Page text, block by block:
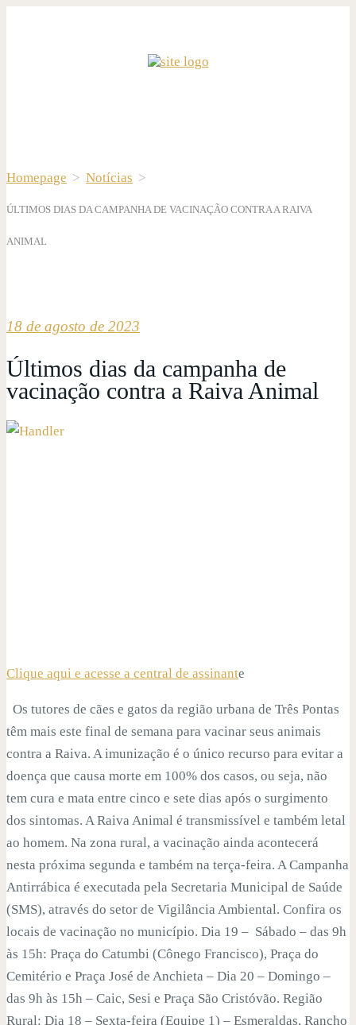
Homepage > Notícias >
ÚLTIMOS DIAS DA CAMPANHA DE VACINAÇÃO CONTRA A RAIVA
ANIMAL
18 de agosto de 2023
Últimos dias da campanha de
vacinação contra a Raiva Animal
Clique aqui e acesse a central de assinante
Os tutores de cães e gatos da região urbana de Três Pontas
têm mais este final de semana para vacinar seus animais
contra a Raiva. A imunização é o único recurso para evitar a
doença que causa morte em 100% dos casos, ou seja, não
tem cura e mata entre cinco e sete dias após o surgimento
dos sintomas. A Raiva Animal é transmissível e também letal
ao homem. Na zona rural, a vacinação ainda acontecerá
nesta próxima segunda e também na terça-feira. A Campanha
Antirrábica é executada pela Secretaria Municipal de Saúde
(SMS), através do setor de Vigilância Ambiental. Confira os
locais de vacinação no município. Dia 19 – Sábado – das 9h
às 15h: Praça do Catumbi (Cônego Francisco), Praça do
Cemitério e Praça José de Anchieta – Dia 20 – Domingo –
das 9h às 15h – Caic, Sesi e Praça São Cristóvão. Região
Rural: Dia 18 – Sexta-feira (Equipe 1) – Esmeraldas, Rancho